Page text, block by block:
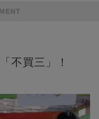
不買三」！